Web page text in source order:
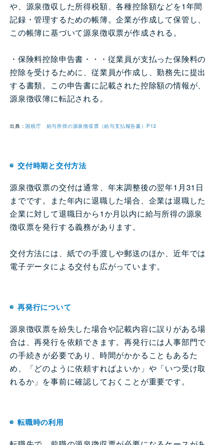
や、源泉徴収した所得税額、各種控除額などを1年間
記録・管理するための帳簿。企業が作成して保管し、
この帳簿に基づいて源泉徴収票が作成される。
・保険料控除申告書・・・従業員が支払った保険料の
控除を受けるために、従業員が作成し、勤務先に提出
する書類。この申告書に記載された控除額の情報が、
源泉徴収簿に転記される。
出典：国税庁 給与所得の源泉徴収票（給与支払報告書）P12
交付時期と交付方法
源泉徴収票の交付は通常、年末調整後の翌年1月31日
までです。また年内に退職した場合、企業は退職した
企業に対して退職日から1か月以内に給与所得の源泉
徴収票を発行する義務があります。
交付方法には、紙での手渡しや郵送のほか、近年では
電子データによる交付も広がっています。
再発行について
源泉徴収票を紛失した場合や記載内容に誤りがある場
合は、再発行を依頼できます。再発行には人事部門で
の手続きが必要であり、時間がかかることもあるた
め、「どのように依頼すればよいか」や「いつ受け取
れるか」を事前に確認しておくことが重要です。
転職時の利用